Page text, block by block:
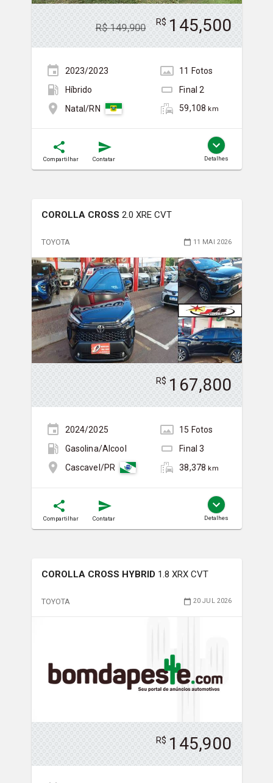
R$149,900 R$ 145,500
2023/2023 11 Fotos
Híbrido
Final2
Natal/RN
59,108 km
Compartilhar Contatar Detalhes
COROLLA CROSS 2.0 XRE CVT
TOYOTA 11 MAI 2026
R$ 167,800
2024/2025 15 Fotos
Gasolina/Álcool
Final3
Cascavel/PR
38,378 km
Compartilhar Contatar Detalhes
COROLLA CROSS HYBRID 1.8 XRX CVT
TOYOTA 20 JUL 2026
R$ 145,900